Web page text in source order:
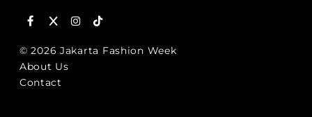
© 2026 Jakarta Fashion Week
About Us
Contact